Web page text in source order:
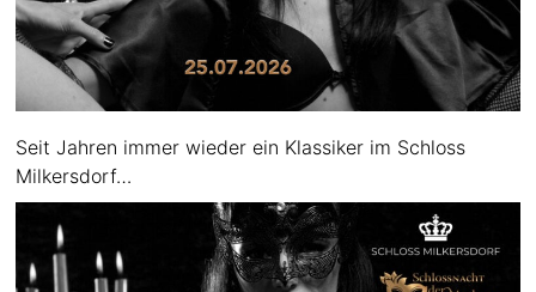
Seit Jahren immer wieder ein Klassiker im Schloss
Milkersdorf…